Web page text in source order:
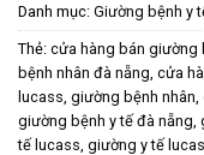
Danh mục: Giường bệnh y
Thẻ: cửa hàng bán giường
bệnh nhân đà nẵng, cửa
lucass, giường bệnh nhân,
giường bệnh y tế đà nẵng,
tế lucass, giường y tế